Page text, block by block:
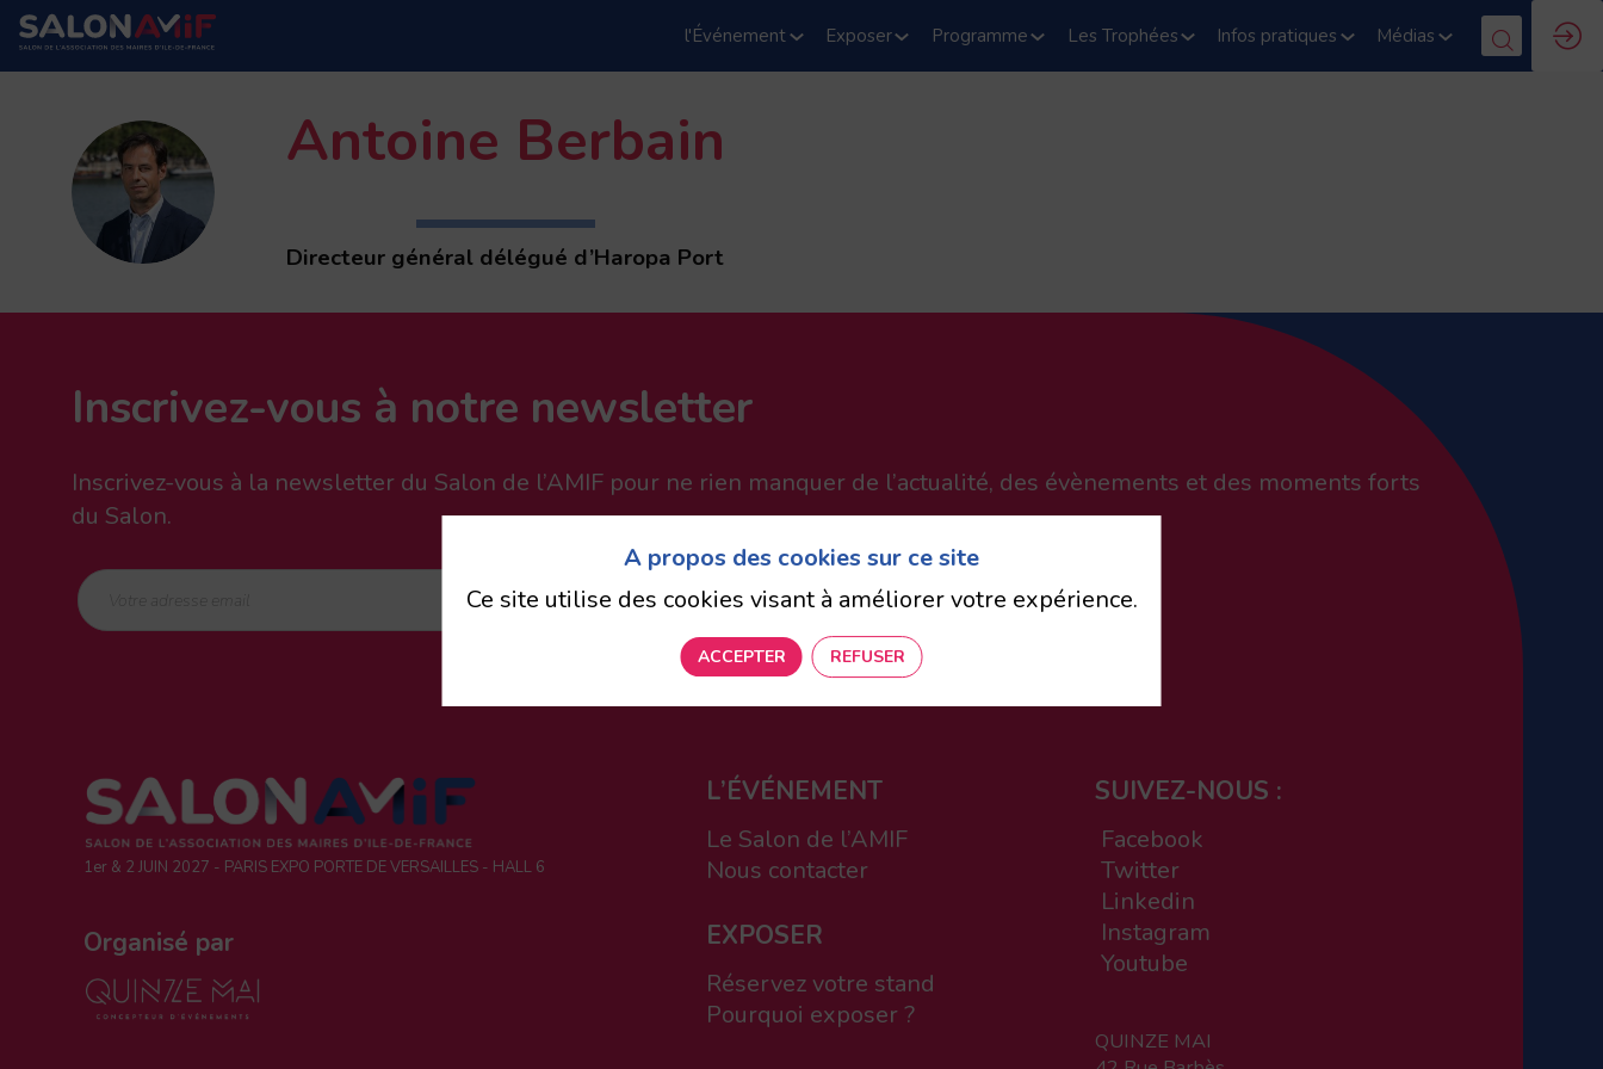
l'Événement Exposer Programme Les Trophées Infos pratiques Médias
AB
Antoine Berbain
Directeur général délégué d’Haropa Port
Inscrivez-vous à notre newsletter
Inscrivez-vous à la newsletter du Salon de l’AMIF pour ne rien manquer de l’actualité, des évènements et des moments forts
du Salon.
VALIDER
1er & 2 JUIN 2027 - PARIS EXPO PORTE DE VERSAILLES - HALL 6
Organisé par
L’ÉVÉNEMENT
Le Salon de l’AMIF
Nous contacter
EXPOSER
Réservez votre stand
Pourquoi exposer ?
SUIVEZ-NOUS :
Facebook
Twitter
Linkedin
Instagram
Youtube
QUINZE MAI
A propos des cookies sur ce site
Ce site utilise des cookies visant à améliorer votre expérience.
ACCEPTER REFUSER